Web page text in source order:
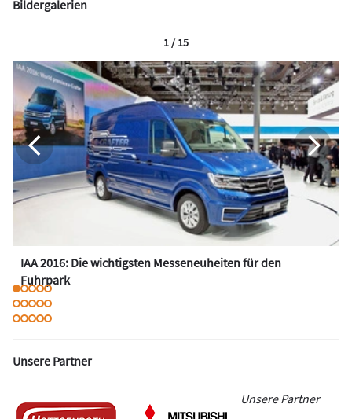
Bildergalerien
IAA 2016: Die wichtigsten Messeneuheiten für den
Fuhrpark
1 / 15
Unsere Partner
Unsere Partner